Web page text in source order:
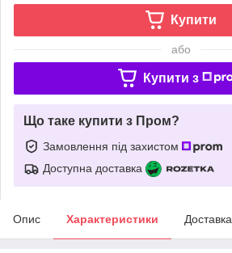
Купити
або
Купити з
Що таке купити з Пром?
Замовлення під захистом
Доступна доставка
Опис Характеристики Доставка